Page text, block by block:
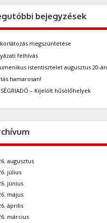
bejegyzések
megszüntetése
felhívás
istentisztelet augusztus 20-án
hamarosan!
– Kijelölt hűsölőhelyek
augusztus
július
június
május
április
március